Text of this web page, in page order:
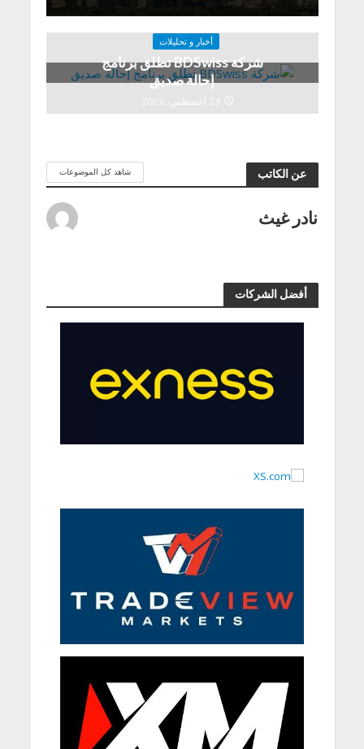
أخبار و تحليلات
شركة BDSwiss تطلق برنامج
إحالة صديق
23 أغسطس، 2022
عن الكاتب شاهد كل الموضوعات
نادر غيث
أفضل الشركات